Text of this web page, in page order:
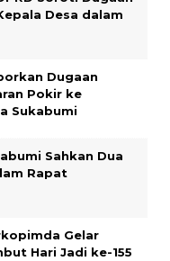
Desa dalam
Dugaan
Pokir ke
Sukabumi
Sahkan Dua
Rapat
Gelar
Hari Jadi ke-155